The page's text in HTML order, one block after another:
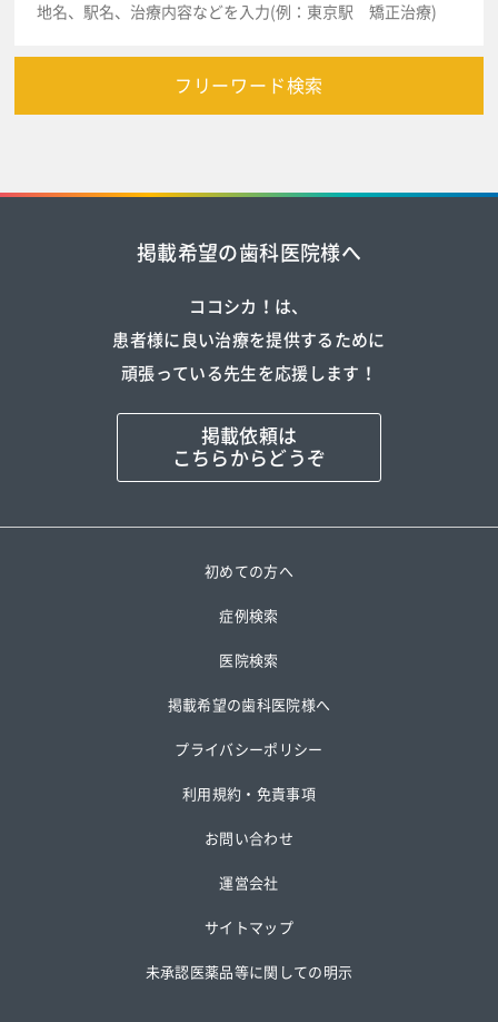
フリーワード検索
掲載希望の歯科医院様へ
ココシカ！は、
患者様に良い治療を提供するために
頑張っている先生を応援します！
掲載依頼は
こちらからどうぞ
初めての方へ
症例検索
医院検索
掲載希望の歯科医院様へ
プライバシーポリシー
利用規約・免責事項
お問い合わせ
運営会社
サイトマップ
未承認医薬品等に関しての明示